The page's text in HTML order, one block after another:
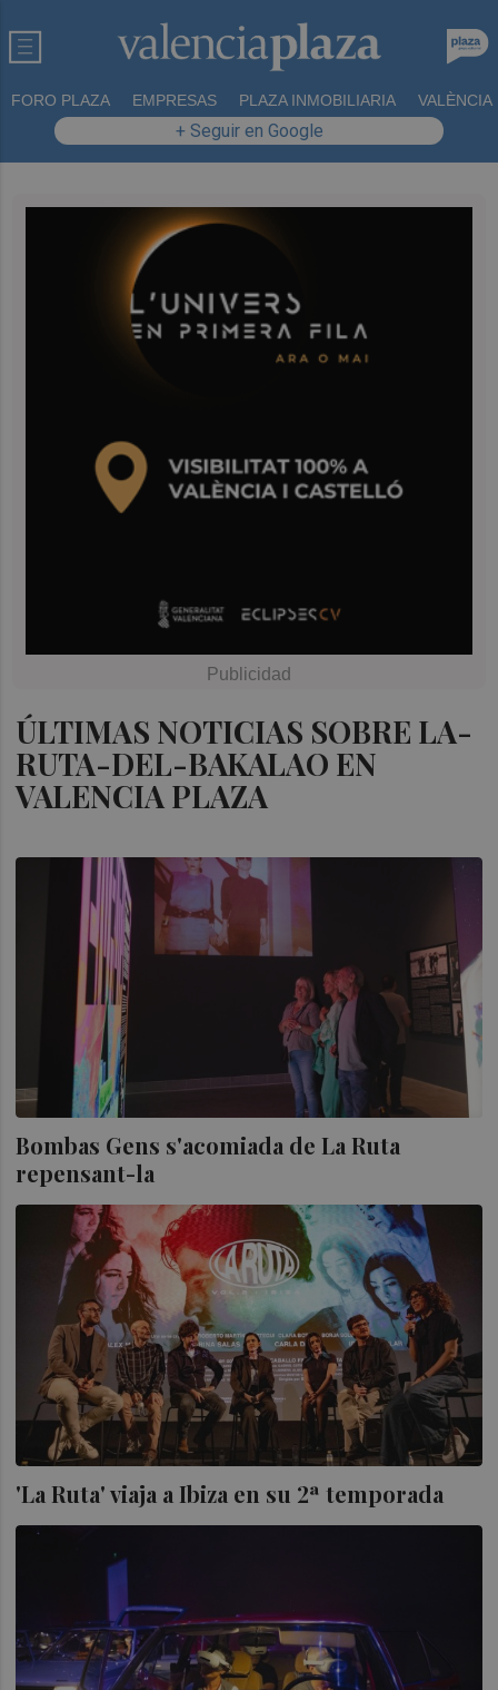
FORO PLAZA EMPRESAS PLAZA INMOBILIARIA VALÈNCIA
+ Seguir en Google
ÚLTIMAS NOTICIAS SOBRE LA-
RUTA-DEL-BAKALAO EN
VALENCIA PLAZA
Bombas Gens s'acomiada de La Ruta
repensant-la
'La Ruta' viaja a Ibiza en su 2ª temporada